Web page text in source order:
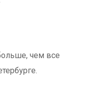
чем все